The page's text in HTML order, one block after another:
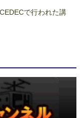
で行われた講